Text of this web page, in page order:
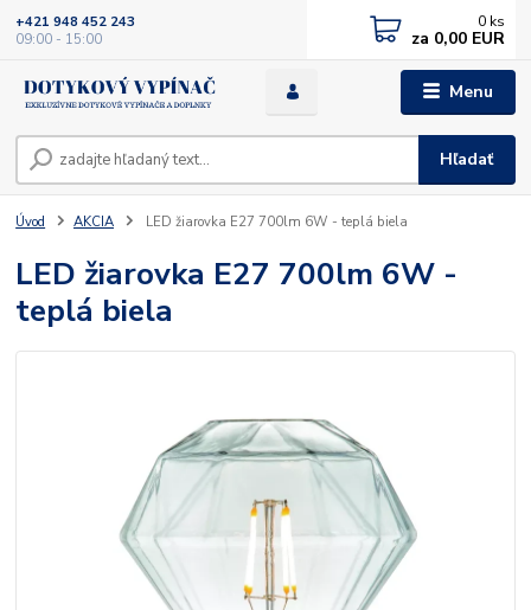
Menu
Hľadať
+421 948 452 243
09:00 - 15:00
0 ks
za 0,00 EUR
Úvod AKCIA LED žiarovka E27 700lm 6W - teplá biela
LED žiarovka E27 700lm 6W -
teplá biela